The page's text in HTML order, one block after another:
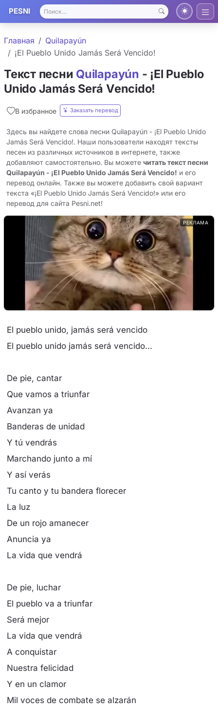
PESNI
Главная
Quilapayún
¡El Pueblo Unido Jamás Será Vencido!
Текст песни Quilapayún - ¡El Pueblo
Unido Jamás Será Vencido!
В избранное Заказать перевод
Здесь вы найдете слова песни Quilapayún - ¡El Pueblo Unido
Jamás Será Vencido!. Наши пользователи находят тексты
песен из различных источников в интернете, также
добавляют самостоятельно. Вы можете читать текст песни
Quilapayún - ¡El Pueblo Unido Jamás Será Vencido! и его
перевод онлайн. Также вы можете добавить свой вариант
текста «¡El Pueblo Unido Jamás Será Vencido!» или его
перевод для сайта Pesni.net!
РЕКЛАМА
El pueblo unido, jamás será vencido
El pueblo unido jamás será vencido...
De pie, cantar
Que vamos a triunfar
Avanzan ya
Banderas de unidad
Y tú vendrás
Marchando junto a mí
Y así verás
Tu canto y tu bandera florecer
La luz
De un rojo amanecer
Anuncia ya
La vida que vendrá
De pie, luchar
El pueblo va a triunfar
Será mejor
La vida que vendrá
A conquistar
Nuestra felicidad
Y en un clamor
Mil voces de combate se alzarán